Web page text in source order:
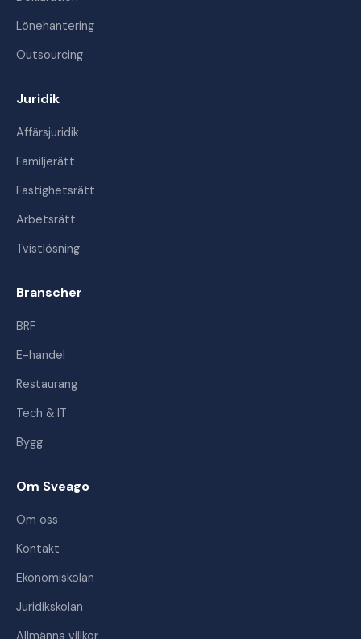
Lönehantering
Outsourcing
Juridik
Affärsjuridik
Familjerätt
Fastighetsrätt
Arbetsrätt
Tvistlösning
Branscher
BRF
E-handel
Restaurang
Tech & IT
Bygg
Om Sveago
Om oss
Kontakt
Ekonomiskolan
Juridikskolan
Allmänna villkor